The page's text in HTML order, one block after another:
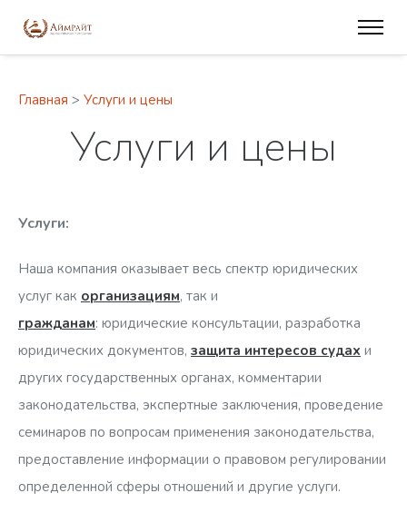
Главная > Услуги и цены
Услуги и цены
Услуги:
Наша компания оказывает весь спектр юридических
услуг как организациям, так и
гражданам: юридические консультации, разработка
юридических документов, защита интересов судах и
других государственных органах, комментарии
законодательства, экспертные заключения, проведение
семинаров по вопросам применения законодательства,
предоставление информации о правовом регулировании
определенной сферы отношений и другие услуги.